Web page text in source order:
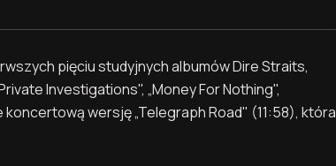
pięciu studyjnych albumów Dire Straits,
Investigations", „Money For Nothing",
wersję „Telegraph Road" (11:58), która